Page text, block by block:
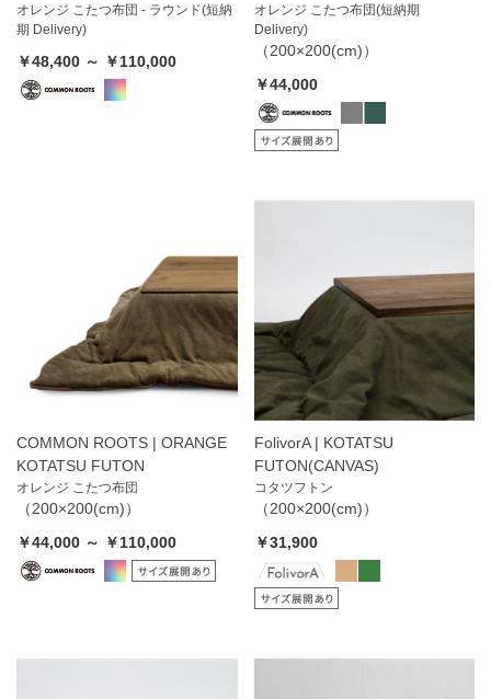
オレンジ こたつ布団 - ラウンド(短納
期 Delivery)
￥48,400 ～ ￥110,000
オレンジ こたつ布団(短納期
Delivery)
（200×200(cm)）
￥44,000
COMMON ROOTS | ORANGE
KOTATSU FUTON
オレンジ こたつ布団
（200×200(cm)）
￥44,000 ～ ￥110,000
FolivorA | KOTATSU
FUTON(CANVAS)
コタツフトン
（200×200(cm)）
￥31,900